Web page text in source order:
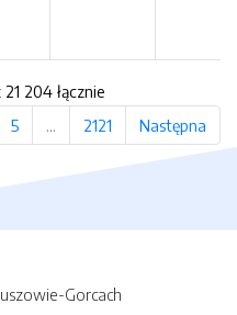
204 łącznie
5 … 2121 Następna
Gorcach